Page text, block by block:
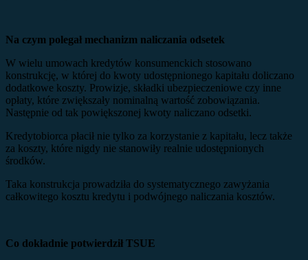
Na czym polegał mechanizm naliczania odsetek
W wielu umowach kredytów konsumenckich stosowano
konstrukcję, w której do kwoty udostępnionego kapitału doliczano
dodatkowe koszty. Prowizje, składki ubezpieczeniowe czy inne
opłaty, które zwiększały nominalną wartość zobowiązania.
Następnie od tak powiększonej kwoty naliczano odsetki.
Kredytobiorca płacił nie tylko za korzystanie z kapitału, lecz także
za koszty, które nigdy nie stanowiły realnie udostępnionych
środków.
Taka konstrukcja prowadziła do systematycznego zawyżania
całkowitego kosztu kredytu i podwójnego naliczania kosztów.
Co dokładnie potwierdził TSUE